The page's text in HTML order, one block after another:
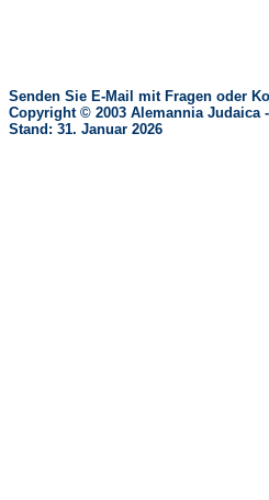
Senden Sie E-Mail mit Fragen oder
Copyright © 2003 Alemannia Judaica
Stand: 31. Januar 2026